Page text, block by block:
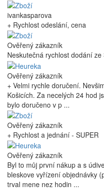
ivankasparova
+ Rychlost odeslání, cena
Ověřený zákazník
Neskutečná rychlost dodání
Ověřený zákazník
+ Velmi rychle doručení.
Košicích. Za necelých 24 hod
bylo doručeno v p ...
Ověřený zákazník
+ Rychlost a jednání - SUPER
Ověřený zákazník
Byl to můj první nákup a s
bleskove vyřízení objednávky
trval mene nez hodin ...